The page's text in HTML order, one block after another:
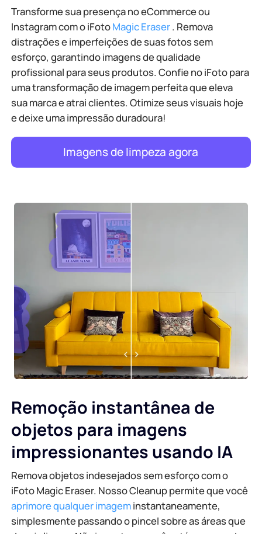
Transforme sua presença no eCommerce ou
Instagram com o iFotoMagic Eraser. Remova
distrações e imperfeições de suas fotos sem
esforço, garantindo imagens de qualidade
profissional para seus produtos. Confie no iFoto para
uma transformação de imagem perfeita que eleva
sua marca e atrai clientes. Otimize seus visuais hoje
e deixe uma impressão duradoura!
Imagens de limpeza agora
Remoção instantânea de
objetos para imagens
impressionantes usando IA
Remova objetos indesejados sem esforço com o
iFoto Magic Eraser. Nosso Cleanup permite que você
aprimore qualquer imageminstantaneamente,
simplesmente passando o pincel sobre as áreas que